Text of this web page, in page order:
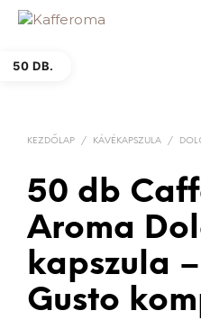
50 DB.
KEZDŐLAP / KÁVÉKAPSZULA /
50 db
Aroma
kapszula
Gusto